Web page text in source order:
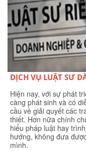
DỊCH VỤ LUẬT SƯ
Hiện nay, với sự phát
càng phát sinh và có
cầu về giải quyết các
thiết. Hơn nữa chính
hiểu pháp luật hay
hướng, không đưa
mình.